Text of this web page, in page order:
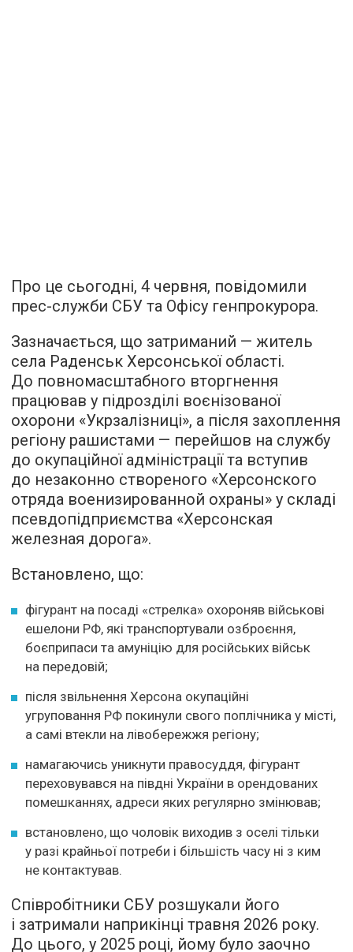
Про це сьогодні, 4 червня, повідомили
прес-служби СБУ та Офісу генпрокурора.
Зазначається, що затриманий — житель
села Раденськ Херсонської області.
До повномасштабного вторгнення
працював у підрозділі воєнізованої
охорони «Укрзалізниці», а після захоплення
регіону рашистами — перейшов на службу
до окупаційної адміністрації та вступив
до незаконно створеного «Херсонского
отряда военизированной охраны» у складі
псевдопідприємства «Херсонская
железная дорога».
Встановлено, що:
фігурант на посаді «стрелка» охороняв військові
ешелони РФ, які транспортували озброєння,
боєприпаси та амуніцію для російських військ
на передовій;
після звільнення Херсона окупаційні
угруповання РФ покинули свого поплічника у місті,
а самі втекли на лівобережжя регіону;
намагаючись уникнути правосуддя, фігурант
переховувався на півдні України в орендованих
помешканнях, адреси яких регулярно змінював;
встановлено, що чоловік виходив з оселі тільки
у разі крайньої потреби і більшість часу ні з ким
не контактував.
Співробітники СБУ розшукали його
і затримали наприкінці травня 2026 року.
До цього, у 2025 році, йому було заочно